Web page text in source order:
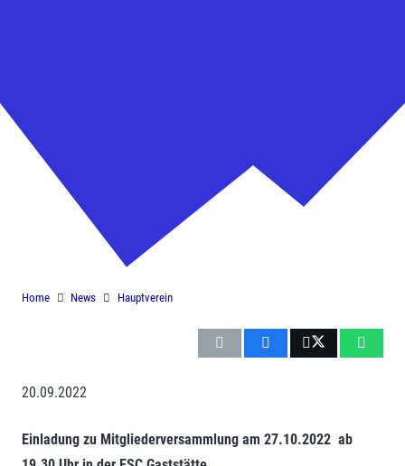
Einladung zur
Mitgliederversammlung des ESC
Dorfen
Home News Hauptverein
20.09.2022
Einladung zu Mitgliederversammlung am 27.10.2022 ab